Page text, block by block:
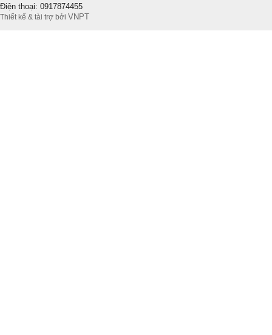
Điện thoại: 0917874455
Thiết kế & tài trợ bởi VNPT